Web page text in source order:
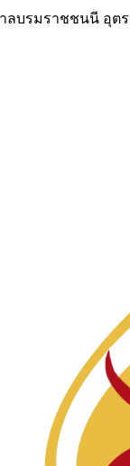
บรมราชชนนี อุตรดิ